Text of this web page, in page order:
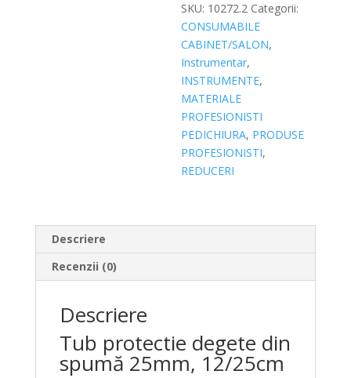
SKU: 10272.2 Categorii:
CONSUMABILE
CABINET/SALON,
Instrumentar,
INSTRUMENTE,
MATERIALE
PROFESIONISTI
PEDICHIURA, PRODUSE
PROFESIONISTI,
REDUCERI
Descriere
Recenzii (0)
Descriere
Tub protectie degete din
spumă 25mm, 12/25cm